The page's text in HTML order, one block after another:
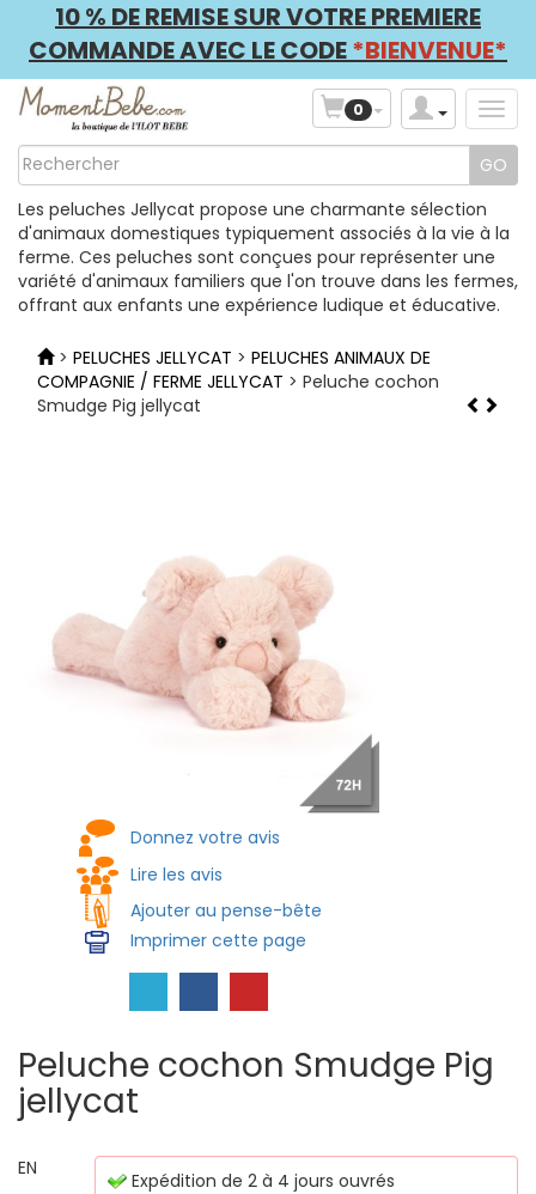
10 % DE REMISE SUR VOTRE PREMIERE
COMMANDE AVEC LE CODE*BIENVENUE*
0
Les peluches Jellycat propose une charmante sélection
d'animaux domestiques typiquement associés à la vie à la
ferme. Ces peluches sont conçues pour représenter une
variété d'animaux familiers que l'on trouve dans les fermes,
offrant aux enfants une expérience ludique et éducative.
> PELUCHES JELLYCAT > PELUCHES ANIMAUX DE
COMPAGNIE / FERME JELLYCAT > Peluche cochon
Smudge Pig jellycat
Donnez votre avis
Lire les avis
Ajouter au pense-bête
Imprimer cette page
Peluche cochon Smudge Pig
jellycat
Expédition de 2 à 4 jours ouvrés
EN